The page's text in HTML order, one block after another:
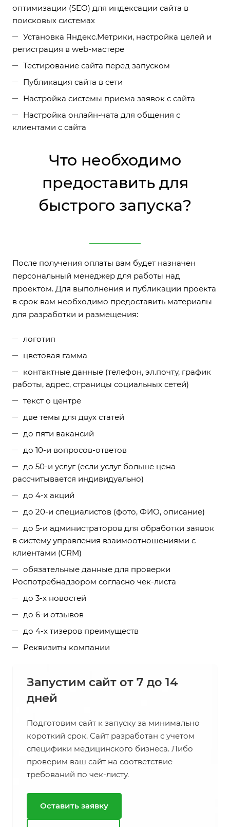
оптимизации (SEO) для индексации сайта в
поисковых системах
Установка Яндекс.Метрики, настройка целей и
регистрация в web-мастере
Тестирование сайта перед запуском
Публикация сайта в сети
Настройка системы приема заявок с сайта
Настройка онлайн-чата для общения с
клиентами с сайта
Что необходимо
предоставить для
быстрого запуска?
После получения оплаты вам будет назначен
персональный менеджер для работы над
проектом. Для выполнения и публикации проекта
в срок вам необходимо предоставить материалы
для разработки и размещения:
логотип
цветовая гамма
контактные данные (телефон, эл.почту, график
работы, адрес, страницы социальных сетей)
текст о центре
две темы для двух статей
до пяти вакансий
до 10-и вопросов-ответов
до 50-и услуг (если услуг больше цена
рассчитывается индивидуально)
до 4-х акций
до 20-и специалистов (фото, ФИО, описание)
до 5-и администраторов для обработки заявок
в систему управления взаимоотношениями с
клиентами (CRM)
обязательные данные для проверки
Роспотребнадзором согласно чек-листа
до 3-х новостей
до 6-и отзывов
до 4-х тизеров преимуществ
Реквизиты компании
Запустим сайт от 7 до 14
дней
Подготовим сайт к запуску за минимально
короткий срок. Сайт разработан с учетом
специфики медицинского бизнеса. Либо
проверим ваш сайт на соответствие
требований по чек-листу.
Оставить заявку